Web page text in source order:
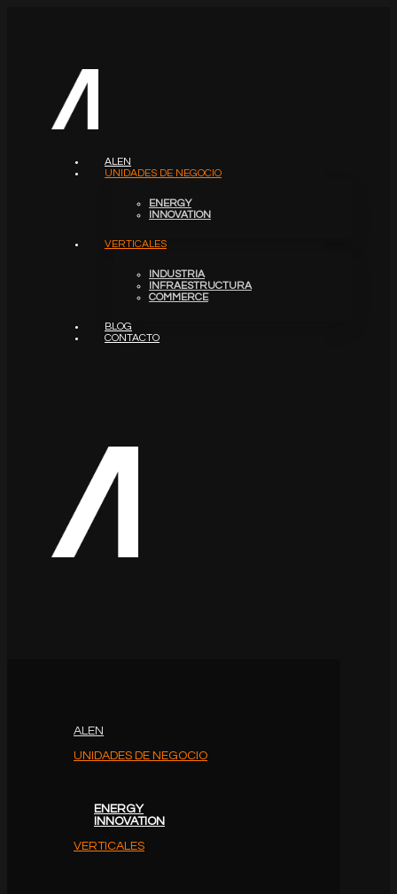
ALEN
UNIDADES DE NEGOCIO
ENERGY
INNOVATION
VERTICALES
INDUSTRIA
INFRAESTRUCTURA
COMMERCE
BLOG
CONTACTO
ALEN
UNIDADES DE NEGOCIO
ENERGY
INNOVATION
VERTICALES